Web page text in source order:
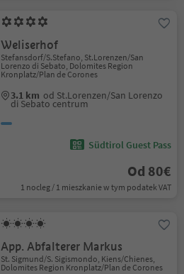
Weliserhof
Stefansdorf/S.Stefano, St.Lorenzen/San
Lorenzo di Sebato, Dolomites Region
Kronplatz/Plan de Corones
3.1 km od St.Lorenzen/San Lorenzo
di Sebato centrum
Südtirol Guest Pass
Od 80€
1 nocleg / 1 mieszkanie w tym podatek VAT
App. Abfalterer Markus
St. Sigmund/S. Sigismondo, Kiens/Chienes,
Dolomites Region Kronplatz/Plan de Corones